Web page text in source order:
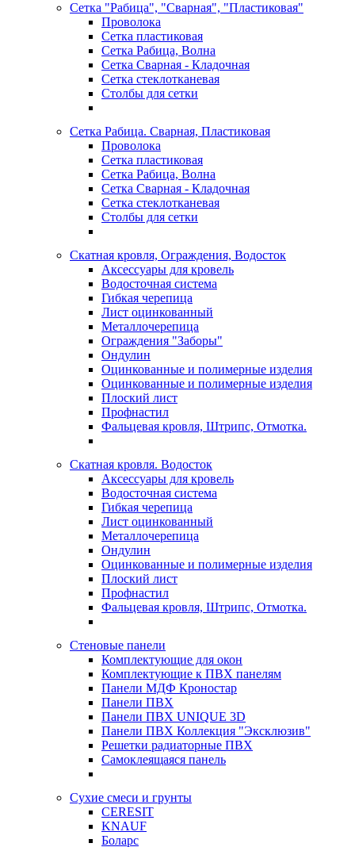
Сетка "Рабица", "Сварная", "Пластиковая"
Проволока
Сетка пластиковая
Сетка Рабица, Волна
Сетка Сварная - Кладочная
Сетка стеклотканевая
Столбы для сетки
Сетка Рабица. Сварная, Пластиковая
Проволока
Сетка пластиковая
Сетка Рабица, Волна
Сетка Сварная - Кладочная
Сетка стеклотканевая
Столбы для сетки
Скатная кровля, Ограждения, Водосток
Аксессуары для кровель
Водосточная система
Гибкая черепица
Лист оцинкованный
Металлочерепица
Ограждения "Заборы"
Ондулин
Оцинкованные и полимерные изделия
Оцинкованные и полимерные изделия
Плоский лист
Профнастил
Фальцевая кровля, Штрипс, Отмотка.
Скатная кровля. Водосток
Аксессуары для кровель
Водосточная система
Гибкая черепица
Лист оцинкованный
Металлочерепица
Ондулин
Оцинкованные и полимерные изделия
Плоский лист
Профнастил
Фальцевая кровля, Штрипс, Отмотка.
Стеновые панели
Комплектующие для окон
Комплектующие к ПВХ панелям
Панели МДФ Кроностар
Панели ПВХ
Панели ПВХ UNIQUE 3D
Панели ПВХ Коллекция "Эксклюзив"
Решетки радиаторные ПВХ
Самоклеящаяся панель
Сухие смеси и грунты
CERESIT
KNAUF
Боларс